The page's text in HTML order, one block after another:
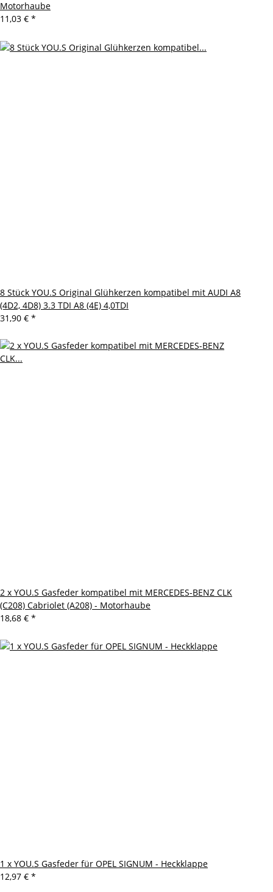
Motorhaube
11,03 € *
8 Stück YOU.S Original Glühkerzen kompatibel mit AUDI A8
(4D2, 4D8) 3.3 TDI A8 (4E) 4,0TDI
31,90 € *
2 x YOU.S Gasfeder kompatibel mit MERCEDES-BENZ CLK
(C208) Cabriolet (A208) - Motorhaube
18,68 € *
1 x YOU.S Gasfeder für OPEL SIGNUM - Heckklappe
12,97 € *